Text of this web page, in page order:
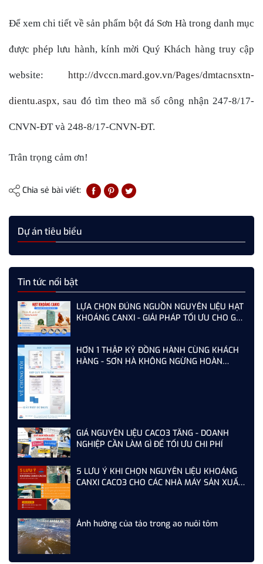
Để xem chi tiết về sản phẩm bột đá Sơn Hà trong danh mục
được phép lưu hành, kính mời Quý Khách hàng truy cập
website: http://dvccn.mard.gov.vn/Pages/dmtacnsxtn-
dientu.aspx, sau đó tìm theo mã số công nhận 247-8/17-
CNVN-ĐT và 248-8/17-CNVN-ĐT.
Trân trọng cảm ơn!
Chia sẻ bài viết:
Dự án tiêu biểu
Tin tức nổi bật
LỰA CHỌN ĐÚNG NGUỒN NGUYÊN LIỆU HẠT
KHOÁNG CANXI - GIẢI PHÁP TỐI ƯU CHO GÀ,
HƠN 1 THẬP KỶ ĐỒNG HÀNH CÙNG KHÁCH
HÀNG - SƠN HÀ KHÔNG NGỪNG HOÀN
GIÁ NGUYÊN LIỆU CACO3 TĂNG - DOANH
NGHIỆP CẦN LÀM GÌ ĐỂ TỐI ƯU CHI PHÍ
5 LƯU Ý KHI CHỌN NGUYÊN LIỆU KHOÁNG
CANXI CACO3 CHO CÁC NHÀ MÁY SẢN XUẤT
Ảnh hưởng của tảo trong ao nuôi tôm